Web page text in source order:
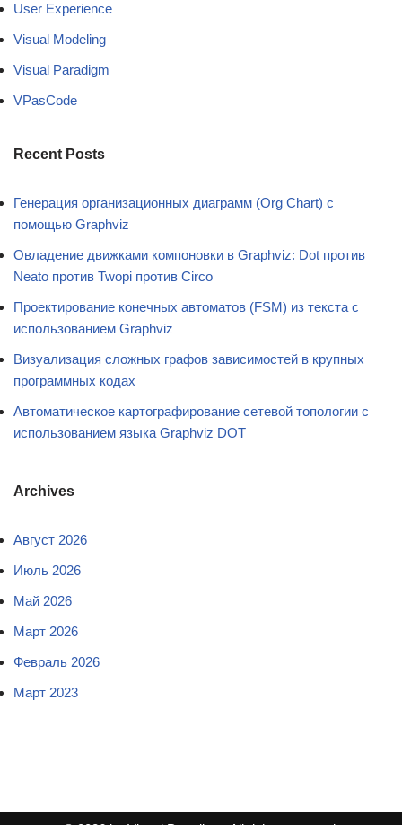
User Experience
Visual Modeling
Visual Paradigm
VPasCode
Recent Posts
Генерация организационных диаграмм (Org Chart) с
помощью Graphviz
Овладение движками компоновки в Graphviz: Dot против
Neato против Twopi против Circo
Проектирование конечных автоматов (FSM) из текста с
использованием Graphviz
Визуализация сложных графов зависимостей в крупных
программных кодах
Автоматическое картографирование сетевой топологии с
использованием языка Graphviz DOT
Archives
Август 2026
Июль 2026
Май 2026
Март 2026
Февраль 2026
Март 2023